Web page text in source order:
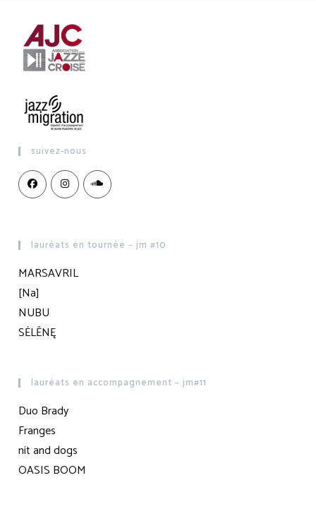
suivez-nous
lauréats en tournée – jm #10
MARSAVRIL
[Na]
NUBU
SĖLĒNĘ
lauréats en accompagnement – jm#11
Duo Brady
Franges
nit and dogs
OASIS BOOM